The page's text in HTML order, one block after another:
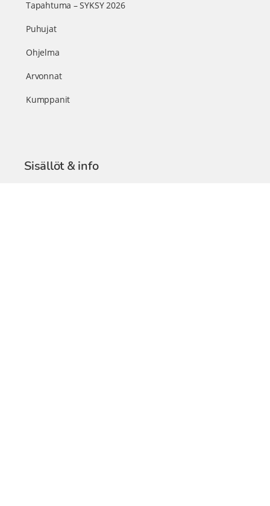
Tapahtuma – SYKSY 2026
Puhujat
Ohjelma
Arvonnat
Kumppanit
Sisällöt & info